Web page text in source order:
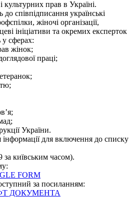
культурних прав в Україні.
співпідписання українські
жіночі організації,
ініціативи та окремих експерток
у сферах:
жінок;
праці;
України.
для включення до списку
київським часом).
FORM
за посиланням:
ДОКУМЕНТА